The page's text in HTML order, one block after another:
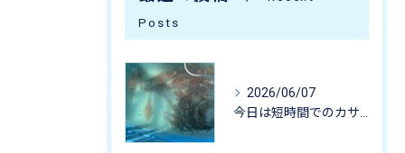
Posts
2026/06/07